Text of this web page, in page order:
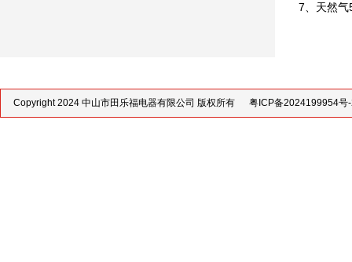
7、天然气
Copyright 2024 中山市田乐福电器有限公司 版权所有 粤ICP备2024199954号